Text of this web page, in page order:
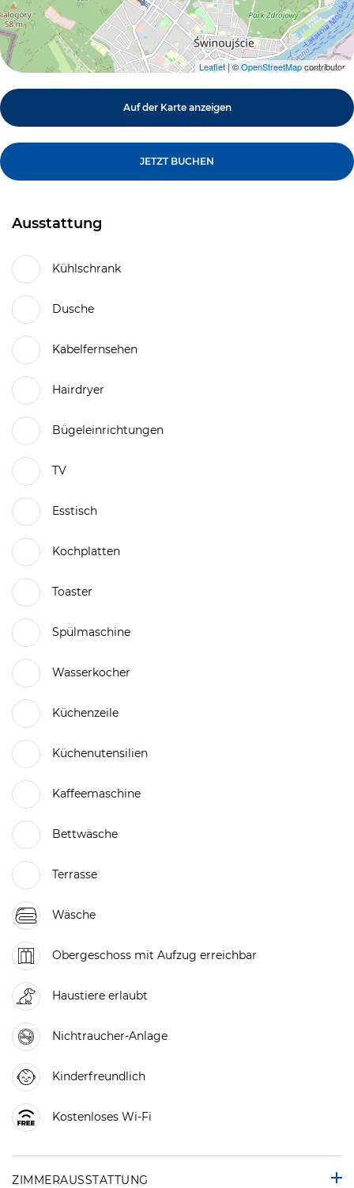
Leaflet| ©OpenStreetMapcontributors
Auf der Karte anzeigen
JETZT BUCHEN
Ausstattung
Kühlschrank
Dusche
Kabelfernsehen
Hairdryer
Bügeleinrichtungen
TV
Esstisch
Kochplatten
Toaster
Spülmaschine
Wasserkocher
Küchenzeile
Küchenutensilien
Kaffeemaschine
Bettwäsche
Terrasse
Wäsche
Obergeschoss mit Aufzug erreichbar
Haustiere erlaubt
Nichtraucher-Anlage
Kinderfreundlich
Kostenloses Wi-Fi
ZIMMERAUSSTATTUNG